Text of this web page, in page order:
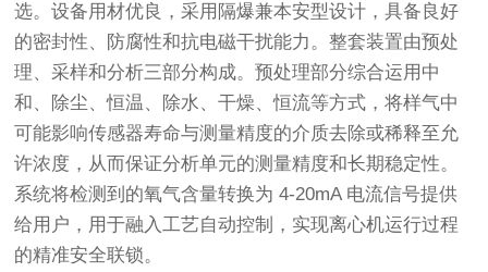
选。设备用材优良，采用隔爆兼本安型设计，具备良好
的密封性、防腐性和抗电磁干扰能力。整套装置由预处
理、采样和分析三部分构成。预处理部分综合运用中
和、除尘、恒温、除水、干燥、恒流等方式，将样气中
可能影响传感器寿命与测量精度的介质去除或稀释至允
许浓度，从而保证分析单元的测量精度和长期稳定性。
系统将检测到的氧气含量转换为 4-20mA 电流信号提供
给用户，用于融入工艺自动控制，实现离心机运行过程
的精准安全联锁。